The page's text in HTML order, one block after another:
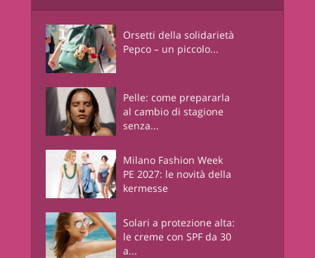
Orsetti della solidarietà
Pepco – un piccolo...
Pelle: come prepararla
al cambio di stagione
senza...
Milano Fashion Week
PE 2027: le novità della
kermesse
Solari a protezione alta:
le creme con SPF da 30
a...